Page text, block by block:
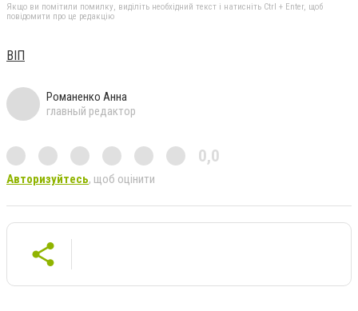
Якщо ви помітили помилку, виділіть необхідний текст і натисніть Ctrl + Enter, щоб
повідомити про це редакцію
ВІП
Романенко Анна
главный редактор
0,0
Авторизуйтесь, щоб оцінити